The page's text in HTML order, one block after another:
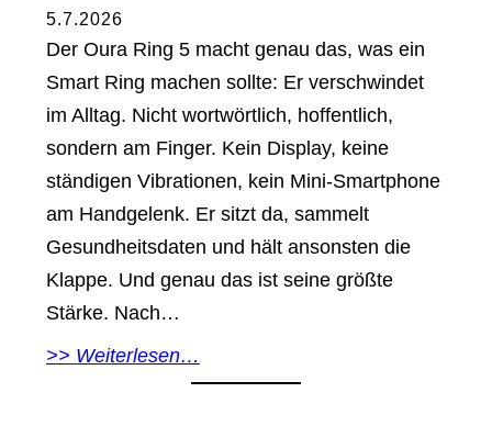
5.7.2026
Der Oura Ring 5 macht genau das, was ein
Smart Ring machen sollte: Er verschwindet
im Alltag. Nicht wortwörtlich, hoffentlich,
sondern am Finger. Kein Display, keine
ständigen Vibrationen, kein Mini-Smartphone
am Handgelenk. Er sitzt da, sammelt
Gesundheitsdaten und hält ansonsten die
Klappe. Und genau das ist seine größte
Stärke. Nach…
>> Weiterlesen…